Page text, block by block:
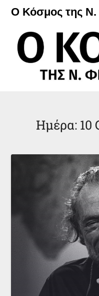
Μετάβαση
περιεχόμενο
Ο Κόσμος της Ν.
Ημέρα: 10